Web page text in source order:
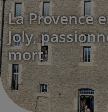
La Provence
Joly,
mort